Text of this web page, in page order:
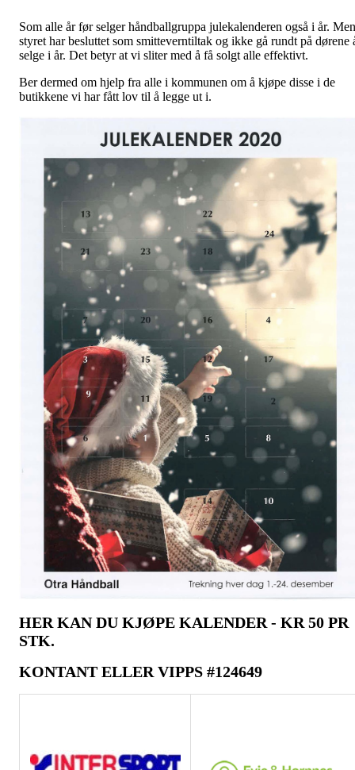
Som alle år før selger håndballgruppa julekalenderen også i år. Men
styret har besluttet som smitteverntiltak og ikke gå rundt på dørene
selge i år. Det betyr at vi sliter med å få solgt alle effektivt.
Ber dermed om hjelp fra alle i kommunen om å kjøpe disse i de
butikkene vi har fått lov til å legge ut i.
HER KAN DU KJØPE KALENDER - KR 50 PR
STK.
KONTANT ELLER VIPPS #124649